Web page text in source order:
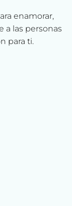
enamorar,
a las personas
para ti.